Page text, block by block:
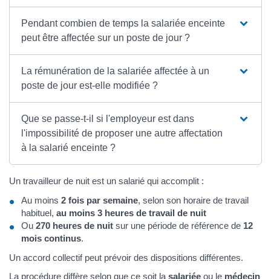
Pendant combien de temps la salariée enceinte
peut être affectée sur un poste de jour ?
La rémunération de la salariée affectée à un
poste de jour est-elle modifiée ?
Que se passe-t-il si l'employeur est dans
l'impossibilité de proposer une autre affectation
à la salarié enceinte ?
Un travailleur de nuit est un salarié qui accomplit :
Au moins 2 fois par semaine, selon son horaire de travail
habituel, au moins 3 heures de travail de nuit
Ou 270 heures de nuit sur une période de référence de 12
mois continus.
Un accord collectif peut prévoir des dispositions différentes.
La procédure diffère selon que ce soit la salariée ou le médecin